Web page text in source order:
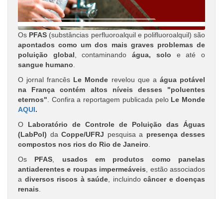
Os PFAS (substâncias perfluoroalquil e polifluoroalquil) são
apontados como um dos mais graves problemas de
poluição global , contaminandoágua, solo e até o
sangue humano
O jornal francês Le Monde revelou que a água potável
na França contém altos níveis desses "poluentes
eternos" . Confira a reportagem publicada pelo Le Monde
AQUI.
O Laboratório de Controle de Poluição das Águas
(LabPol) da Coppe/UFRJ pesquisa a presença desses
compostos nos rios do Rio de Janeiro
Os PFAS
usados em produtos como panelas
antiaderentes e roupas impermeáveis , estão associados
a diversos riscos à saúde , incluindo câncer e doenças
renais